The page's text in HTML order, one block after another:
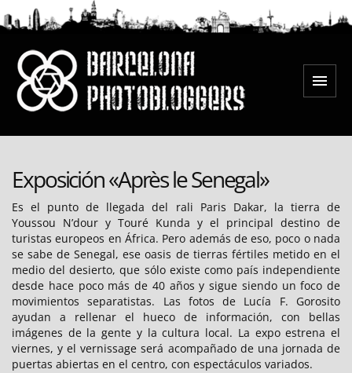
al
Menú
Exposición «Après le Senegal»
Es el punto de llegada del rali Paris Dakar, la tierra de
Youssou N’dour y Touré Kunda y el principal destino de
turistas europeos en África. Pero además de eso, poco o nada
se sabe de Senegal, ese oasis de tierras fértiles metido en el
medio del desierto, que sólo existe como país independiente
desde hace poco más de 40 años y sigue siendo un foco de
movimientos separatistas. Las fotos de Lucía F. Gorosito
ayudan a rellenar el hueco de información, con bellas
imágenes de la gente y la cultura local. La expo estrena el
viernes, y el vernissage será acompañado de una jornada de
puertas abiertas en el centro, con espectáculos variados.